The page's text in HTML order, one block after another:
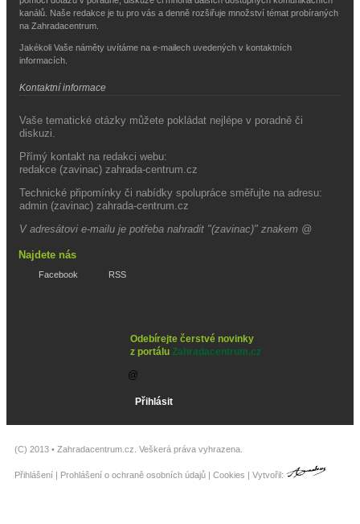
kanálů. Naše redakce je tu pro vás a denně rozšiřuje množství témat probíraných
na Zahradacentrum.
Jakékoli Vaše náměty uvítáme na e-mailech uvedených v kontaktních
informacích.
Kontaktní informace
Vaše tematické otázky můžete pokládat nejlépe v poradně či
diskuzi.
Přímý kontakt na redakci webu:
redakce (zavinac) zahrada-centrum.cz
Technické připomínky či nabídky spolupráce směřujte na adresu:
admin (zavinac) zahrada-centrum.cz
V adresátovi e-mailu je potřeba nahradit "(zavinac)" znakem @
Najdete nás
Facebook RSS
Odebírejte čerstvé novinky
z portálu Zahradacentrum.cz
(C) 2013 • Zahradacentrum.cz . Veškerá práva vyhrazena.
Přihlášení Prohlášení o ochraně osobních údajů Cookies | Vytvořil: